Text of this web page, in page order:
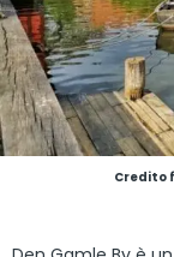
Credito